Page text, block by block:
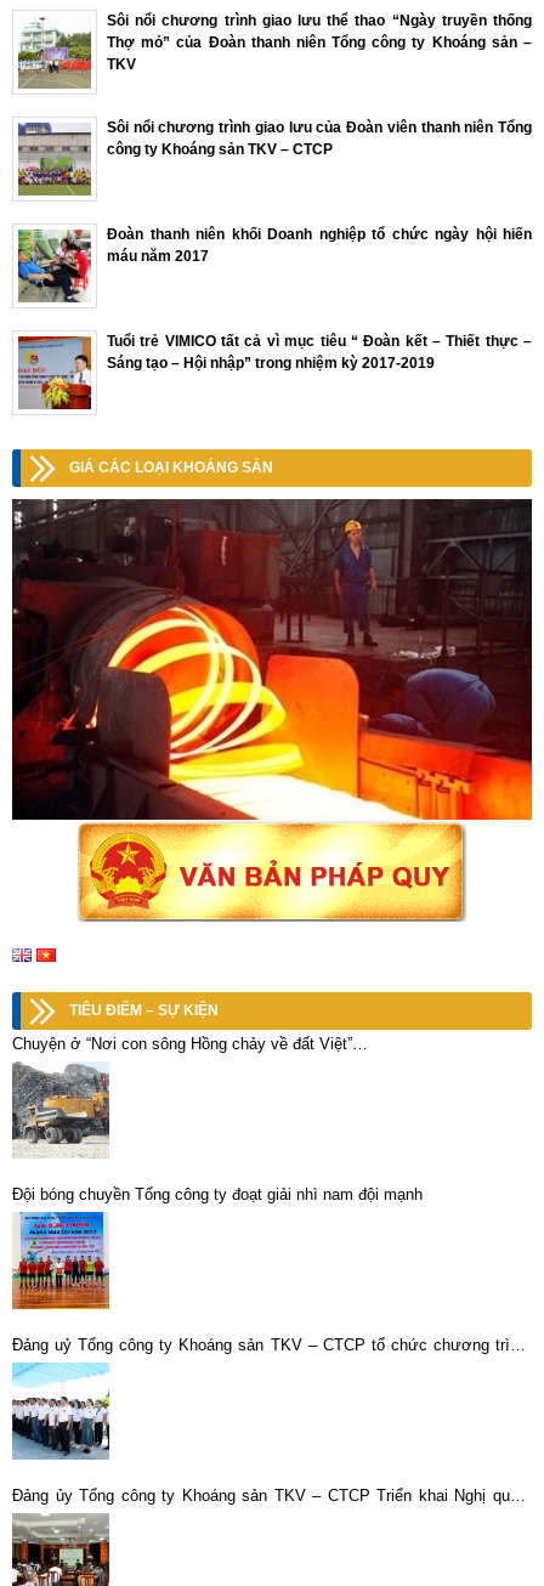
Sôi nổi chương trình giao lưu thể thao “Ngày truyền thống
Thợ mỏ” của Đoàn thanh niên Tổng công ty Khoáng sản –
TKV
Sôi nổi chương trình giao lưu của Đoàn viên thanh niên Tổng
công ty Khoáng sản TKV – CTCP
Đoàn thanh niên khối Doanh nghiệp tổ chức ngày hội hiến
máu năm 2017
Tuổi trẻ VIMICO tất cả vì mục tiêu “ Đoàn kết – Thiết thực –
Sáng tạo – Hội nhập” trong nhiệm kỳ 2017-2019
GIÁ CÁC LOẠI KHOÁNG SẢN
TIÊU ĐIỂM – SỰ KIỆN
Chuyện ở “Nơi con sông Hồng chảy về đất Việt”…
Đội bóng chuyền Tổng công ty đoạt giải nhì nam đội mạnh
Đảng uỷ Tổng công ty Khoáng sản TKV – CTCP tổ chức chương trình:
“Hành trình về nguồn”.
Đảng ủy Tổng công ty Khoáng sản TKV – CTCP Triển khai Nghị quyết
Đại hội đại biểu toàn quốc lần thứ XIII của Đảng